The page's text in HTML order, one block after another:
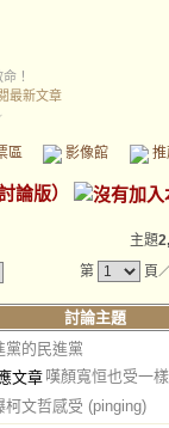
！
最新文章
區 影像館
論版）
主題
第
頁
討論主題
黨的民進黨
嘆顏寬恒也受一
柯文哲感受 (pinging)